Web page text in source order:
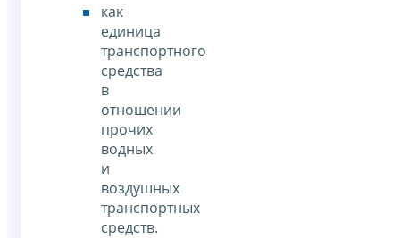
как
единица
транспортного
средства
в
отношении
прочих
водных
и
воздушных
транспортных
средств.